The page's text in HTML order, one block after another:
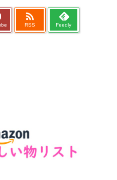

RSS Feedly